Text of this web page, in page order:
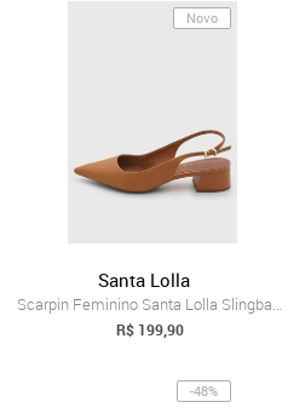
Novo
Santa Lolla
Scarpin Feminino Santa Lolla Slingback S...
R$ 199,90
-48%